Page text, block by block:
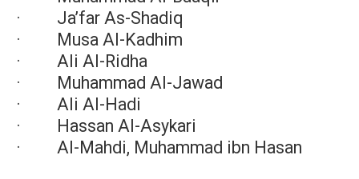
· Ja’far As-Shadiq
· Musa Al-Kadhim
· Ali Al-Ridha
· Muhammad Al-Jawad
· Ali Al-Hadi
· Hassan Al-Asykari
· Al-Mahdi, Muhammad ibn Hasan